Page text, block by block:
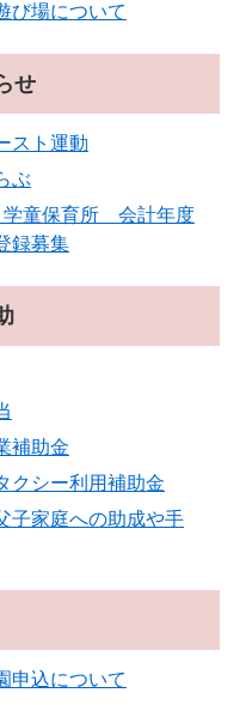
び場について
せ
スト運動
ぶ
童保育所 会計年度
録募集
補助金
クシー利用補助金
子家庭への助成や手
申込について